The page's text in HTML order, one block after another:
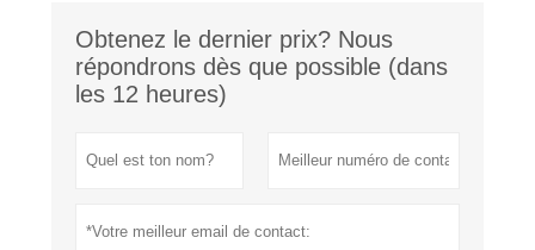
Obtenez le dernier prix? Nous
répondrons dès que possible (dans
les 12 heures)